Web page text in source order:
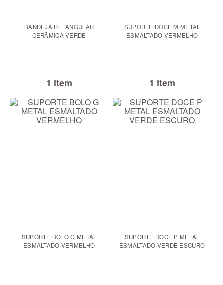
BANDEJA RETANGULAR
CERÃMICA VERDE
1 item
SUPORTE DOCE M METAL
ESMALTADO VERMELHO
1 item
SUPORTE BOLO G METAL
ESMALTADO VERMELHO
SUPORTE DOCE P METAL
ESMALTADO VERDE ESCURO